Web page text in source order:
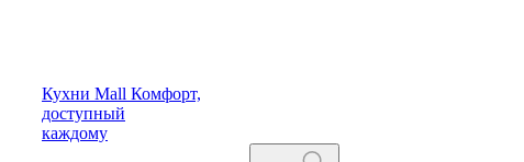
Кухни Mall Комфорт,
доступный
каждому